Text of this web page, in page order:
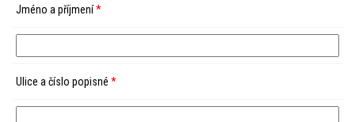
Jméno a příjmení*
Ulice a číslo popisné *